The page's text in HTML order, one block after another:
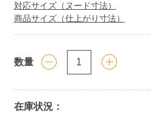
対応サイズ（ヌード寸法）
商品サイズ（仕上がり寸法）
数量
在庫状況：